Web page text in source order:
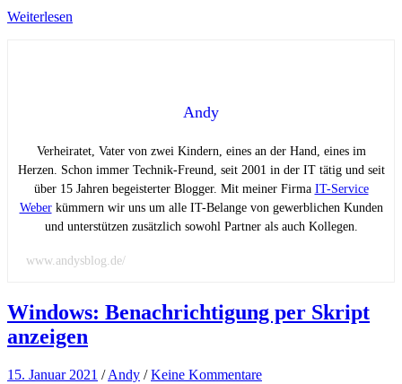
Weiterlesen
Andy
Verheiratet, Vater von zwei Kindern, eines an der Hand, eines im
Herzen. Schon immer Technik-Freund, seit 2001 in der IT tätig und seit
über 15 Jahren begeisterter Blogger. Mit meiner Firma IT-Service
Weberkümmern wir uns um alle IT-Belange von gewerblichen Kunden
und unterstützen zusätzlich sowohl Partner als auch Kollegen.
www.andysblog.de/
Windows: Benachrichtigung per Skript
anzeigen
15. Januar 2021 /Andy /Keine Kommentare